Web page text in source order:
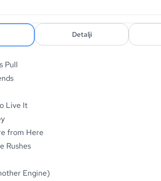
Detalji
Pull
Live It
from Here
Rushes
Engine)